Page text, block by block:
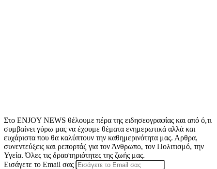
Στο ENJOY NEWS θέλουμε πέρα της ειδησεογραφίας και από ό,τι
συμβαίνει γύρω μας να έχουμε θέματα ενημερωτικά αλλά και
ευχάριστα που θα καλύπτουν την καθημερινότητα μας. Αρθρα,
συνεντεύξεις και ρεπορτάζ για τον Άνθρωπο, τον Πολιτισμό, την
Υγεία. Όλες τις δραστηριότητες της ζωής μας.
Εισάγετε το Email σας